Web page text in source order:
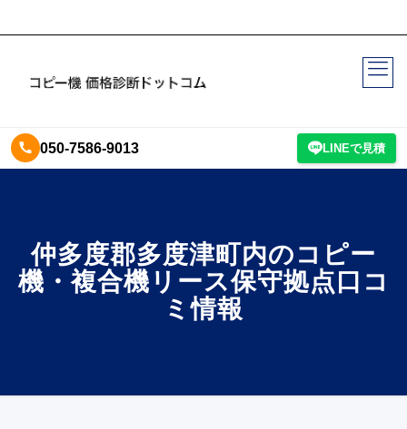
050-7586-9013 LINEで見積
仲多度郡多度津町内のコピー
機・複合機リース保守拠点口コ
ミ情報